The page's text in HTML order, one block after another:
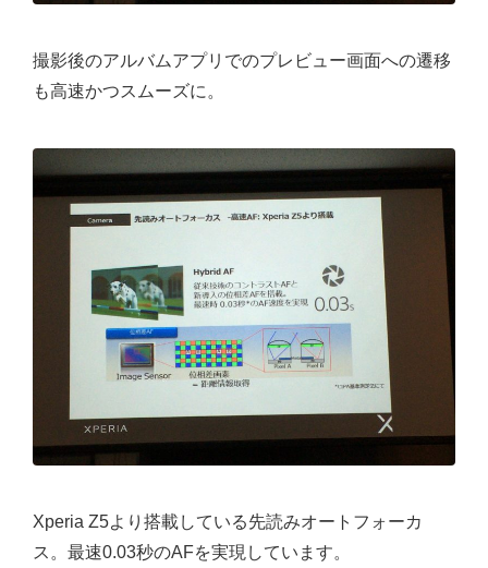
撮影後のアルバムアプリでのプレビュー画面への遷移
も高速かつスムーズに。
Xperia Z5より搭載している先読みオートフォーカ
ス。最速0.03秒のAFを実現しています。